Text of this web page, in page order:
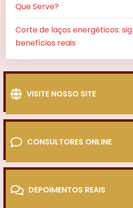
Que Serve?
Corte de laços energéticos:
benefícios reais
VISITE NOSSO SITE
CONSULTORES ONLINE
DEPOIMENTOS REAIS